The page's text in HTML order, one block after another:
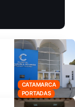
CATAMARCA
PORTADAS